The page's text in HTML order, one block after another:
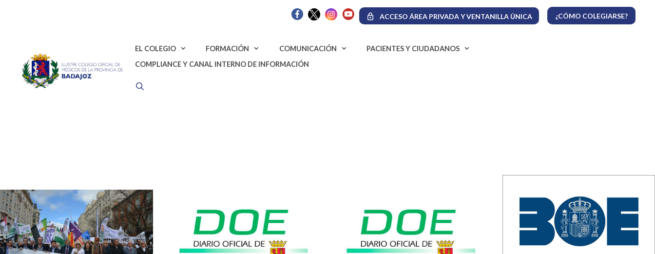
ACCESO ÁREA PRIVADA Y VENTANILLA ÚNICA ¿CÓMO COLEGIARSE?
EL COLEGIO FORMACIÓN COMUNICACIÓN
PACIENTES Y CIUDADANOS
COMPLIANCE Y CANAL INTERNO DE INFORMACIÓN